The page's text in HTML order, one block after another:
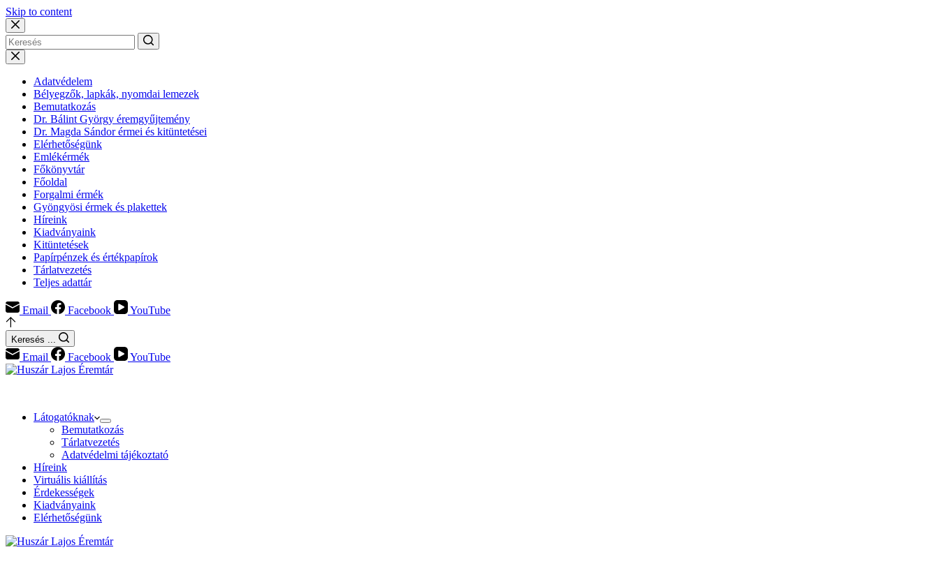
Skip to content
Adatvédelem
Bélyegzők, lapkák, nyomdai lemezek
Bemutatkozás
Dr. Bálint György éremgyűjtemény
Dr. Magda Sándor érmei és kitüntetései
Elérhetőségünk
Emlékérmék
Főkönyvtár
Főoldal
Forgalmi érmék
Gyöngyösi érmek és plakettek
Híreink
Kiadványaink
Kitüntetések
Papírpénzek és értékpapírok
Tárlatvezetés
Teljes adattár
Email Facebook YouTube
Keresés ...
Email Facebook YouTube
Látogatóknak
Bemutatkozás
Tárlatvezetés
Adatvédelmi tájékoztató
Híreink
Virtuális kiállítás
Érdekességek
Kiadványaink
Elérhetőségünk